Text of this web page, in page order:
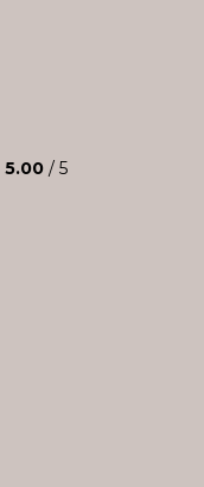
5.00 / 5